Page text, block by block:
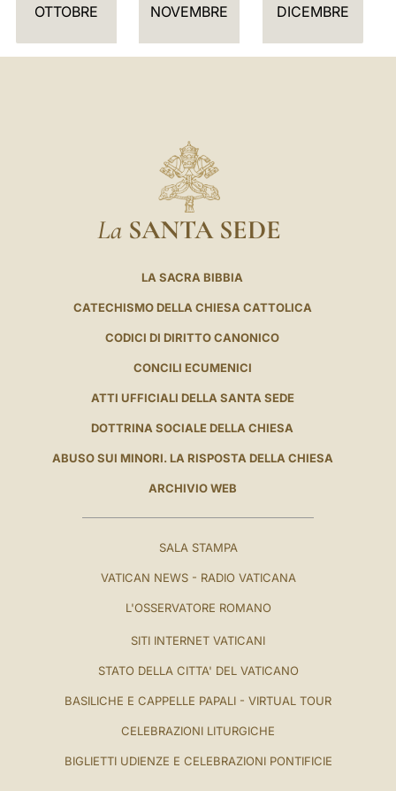
OTTOBRE NOVEMBRE DICEMBRE
La SANTA SEDE
LA SACRA BIBBIA
CATECHISMO DELLA CHIESA CATTOLICA
CODICI DI DIRITTO CANONICO
CONCILI ECUMENICI
ATTI UFFICIALI DELLA SANTA SEDE
DOTTRINA SOCIALE DELLA CHIESA
ABUSO SUI MINORI. LA RISPOSTA DELLA CHIESA
ARCHIVIO WEB
SALA STAMPA
VATICAN NEWS - RADIO VATICANA
L'OSSERVATORE ROMANO
SITI INTERNET VATICANI
STATO DELLA CITTA' DEL VATICANO
BASILICHE E CAPPELLE PAPALI - VIRTUAL TOUR
CELEBRAZIONI LITURGICHE
BIGLIETTI UDIENZE E CELEBRAZIONI PONTIFICIE